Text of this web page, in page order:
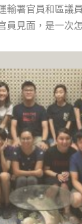
輸署官員和區議
員見面，是一次